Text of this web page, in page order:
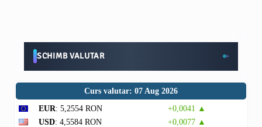
SCHIMB VALUTAR
Curs valutar: 07 Aug 2026
EUR: 5,2554 RON
+0,0041 ▲
USD: 4,5584 RON
+0,0077 ▲